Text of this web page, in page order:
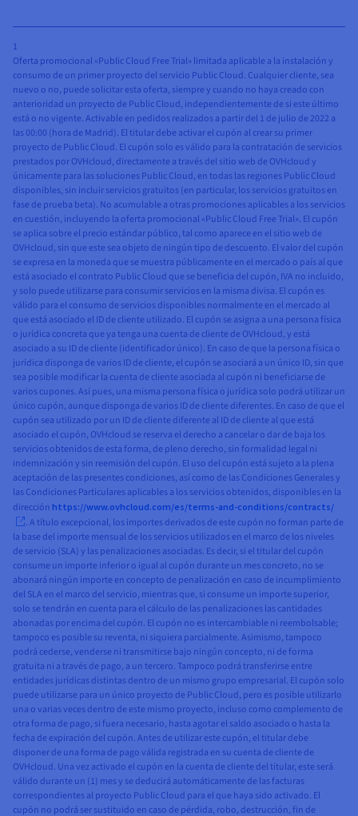
1
Oferta promocional «Public Cloud Free Trial» limitada aplicable a la instalación y
consumo de un primer proyecto del servicio Public Cloud. Cualquier cliente, sea
nuevo o no, puede solicitar esta oferta, siempre y cuando no haya creado con
anterioridad un proyecto de Public Cloud, independientemente de si este último
está o no vigente. Activable en pedidos realizados a partir del 1 de julio de 2022 a
las 00:00 (hora de Madrid). El titular debe activar el cupón al crear su primer
proyecto de Public Cloud. El cupón solo es válido para la contratación de servicios
prestados por OVHcloud, directamente a través del sitio web de OVHcloud y
únicamente para las soluciones Public Cloud, en todas las regiones Public Cloud
disponibles, sin incluir servicios gratuitos (en particular, los servicios gratuitos en
fase de prueba beta). No acumulable a otras promociones aplicables a los servicios
en cuestión, incluyendo la oferta promocional «Public Cloud Free Trial». El cupón
se aplica sobre el precio estándar público, tal como aparece en el sitio web de
OVHcloud, sin que este sea objeto de ningún tipo de descuento. El valor del cupón
se expresa en la moneda que se muestra públicamente en el mercado o país al que
está asociado el contrato Public Cloud que se beneficia del cupón, IVA no incluido,
y solo puede utilizarse para consumir servicios en la misma divisa. El cupón es
válido para el consumo de servicios disponibles normalmente en el mercado al
que está asociado el ID de cliente utilizado. El cupón se asigna a una persona física
o jurídica concreta que ya tenga una cuenta de cliente de OVHcloud, y está
asociado a su ID de cliente (identificador único). En caso de que la persona física o
jurídica disponga de varios ID de cliente, el cupón se asociará a un único ID, sin que
sea posible modificar la cuenta de cliente asociada al cupón ni beneficiarse de
varios cupones. Así pues, una misma persona física o jurídica solo podrá utilizar un
único cupón, aunque disponga de varios ID de cliente diferentes. En caso de que el
cupón sea utilizado por un ID de cliente diferente al ID de cliente al que está
asociado el cupón, OVHcloud se reserva el derecho a cancelar o dar de baja los
servicios obtenidos de esta forma, de pleno derecho, sin formalidad legal ni
indemnización y sin reemisión del cupón. El uso del cupón está sujeto a la plena
aceptación de las presentes condiciones, así como de las Condiciones Generales y
las Condiciones Particulares aplicables a los servicios obtenidos, disponibles en la
dirección https://www.ovhcloud.com/es/terms-and-conditions/contracts/
. A título excepcional, los importes derivados de este cupón no forman parte de
la base del importe mensual de los servicios utilizados en el marco de los niveles
de servicio (SLA) y las penalizaciones asociadas. Es decir, si el titular del cupón
consume un importe inferior o igual al cupón durante un mes concreto, no se
abonará ningún importe en concepto de penalización en caso de incumplimiento
del SLA en el marco del servicio, mientras que, si consume un importe superior,
solo se tendrán en cuenta para el cálculo de las penalizaciones las cantidades
abonadas por encima del cupón. El cupón no es intercambiable ni reembolsable;
tampoco es posible su reventa, ni siquiera parcialmente. Asimismo, tampoco
podrá cederse, venderse ni transmitirse bajo ningún concepto, ni de forma
gratuita ni a través de pago, a un tercero. Tampoco podrá transferirse entre
entidades jurídicas distintas dentro de un mismo grupo empresarial. El cupón solo
puede utilizarse para un único proyecto de Public Cloud, pero es posible utilizarlo
una o varias veces dentro de este mismo proyecto, incluso como complemento de
otra forma de pago, si fuera necesario, hasta agotar el saldo asociado o hasta la
fecha de expiración del cupón. Antes de utilizar este cupón, el titular debe
disponer de una forma de pago válida registrada en su cuenta de cliente de
OVHcloud. Una vez activado el cupón en la cuenta de cliente del titular, este será
válido durante un (1) mes y se deducirá automáticamente de las facturas
correspondientes al proyecto Public Cloud para el que haya sido activado. El
cupón no podrá ser sustituido en caso de pérdida, robo, destrucción, fin de